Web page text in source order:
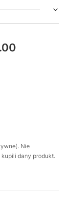
Nie
dany produkt.